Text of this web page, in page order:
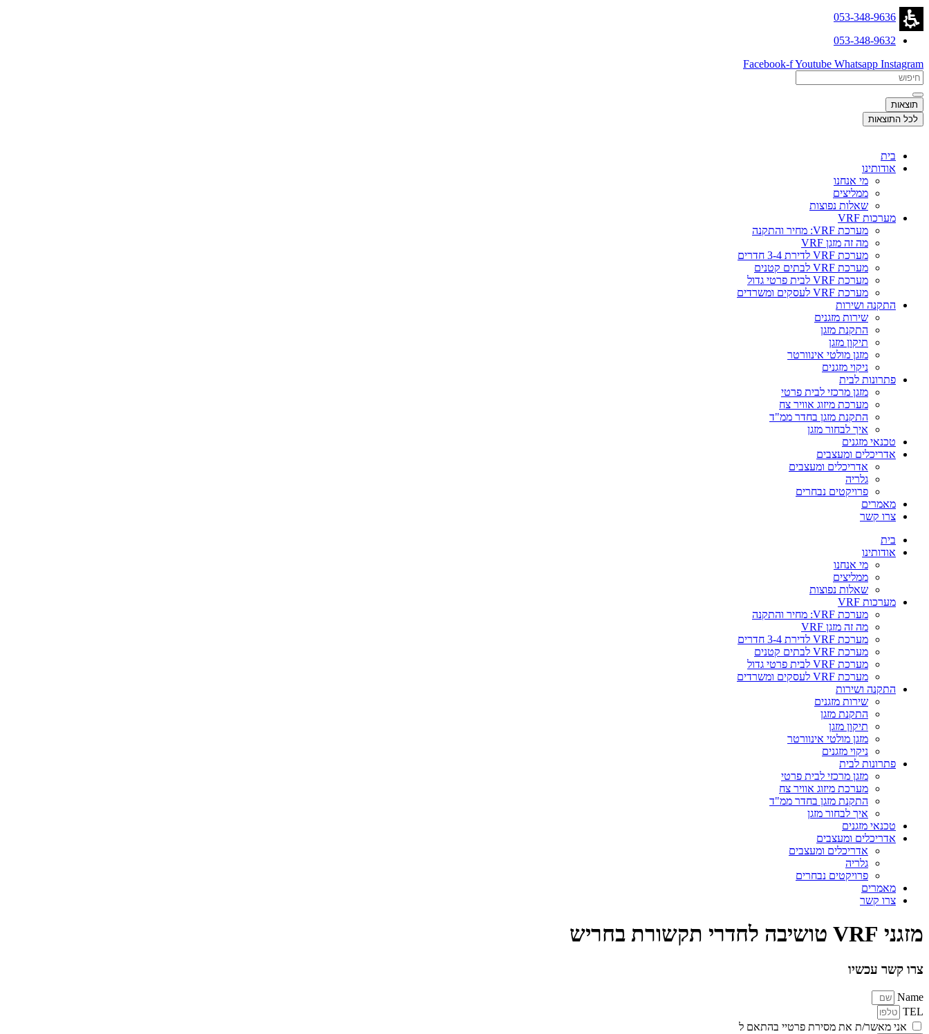
דלג
לתוכן
053-348-9636
053-348-9632
Facebook-fYoutube Whatsapp Instagram
Search
...
תוצאות
לכל התוצאות
בית
אודותינו
מי אנחנו
ממליצים
שאלות נפוצות
מערכות VRF
מערכת VRF: מחיר והתקנה
מה זה מזגן VRF
מערכת VRF לדירת 3-4 חדרים
מערכת VRF לבתים קטנים
מערכת VRF לבית פרטי גדול
מערכת VRF לעסקים ומשרדים
התקנה ושירות
שירות מזגנים
התקנת מזגן
תיקון מזגן
מזגן מולטי אינוורטר
ניקוי מזגנים
פתרונות לבית
מזגן מרכזי לבית פרטי
מערכת מיזוג אוויר צח
התקנת מזגן בחדר ממ"ד
איך לבחור מזגן
טכנאי מזגנים
אדריכלים ומעצבים
אדריכלים ומעצבים
גלריה
פרויקטים נבחרים
מאמרים
צרו קשר
בית
אודותינו
מי אנחנו
ממליצים
שאלות נפוצות
מערכות VRF
מערכת VRF: מחיר והתקנה
מה זה מזגן VRF
מערכת VRF לדירת 3-4 חדרים
מערכת VRF לבתים קטנים
מערכת VRF לבית פרטי גדול
מערכת VRF לעסקים ומשרדים
התקנה ושירות
שירות מזגנים
התקנת מזגן
תיקון מזגן
מזגן מולטי אינוורטר
ניקוי מזגנים
פתרונות לבית
מזגן מרכזי לבית פרטי
מערכת מיזוג אוויר צח
התקנת מזגן בחדר ממ"ד
איך לבחור מזגן
טכנאי מזגנים
אדריכלים ומעצבים
אדריכלים ומעצבים
גלריה
פרויקטים נבחרים
מאמרים
צרו קשר
מזגני VRF טושיבה לחדרי תקשורת בחריש
צרו קשר עכשיו
Name
TEL
אני מאשר/ת את מסירת פרטיי בהתאם ל